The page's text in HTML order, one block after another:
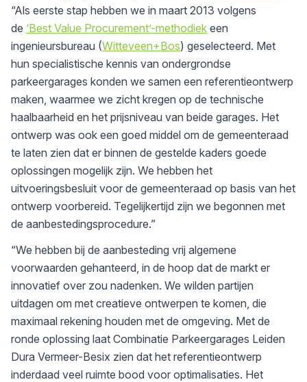
“Als eerste stap hebben we in maart 2013 volgens
de ‘Best Value Procurement’-methodiek een
ingenieursbureau (Witteveen+Bos) geselecteerd. Met
hun specialistische kennis van ondergrondse
parkeergarages konden we samen een referentieontwerp
maken, waarmee we zicht kregen op de technische
haalbaarheid en het prijsniveau van beide garages. Het
ontwerp was ook een goed middel om de gemeenteraad
te laten zien dat er binnen de gestelde kaders goede
oplossingen mogelijk zijn. We hebben het
uitvoeringsbesluit voor de gemeenteraad op basis van het
ontwerp voorbereid. Tegelijkertijd zijn we begonnen met
de aanbestedingsprocedure.”
“We hebben bij de aanbesteding vrij algemene
voorwaarden gehanteerd, in de hoop dat de markt er
innovatief over zou nadenken. We wilden partijen
uitdagen om met creatieve ontwerpen te komen, die
maximaal rekening houden met de omgeving. Met de
ronde oplossing laat Combinatie Parkeergarages Leiden
Dura Vermeer-Besix zien dat het referentieontwerp
inderdaad veel ruimte bood voor optimalisaties. Het